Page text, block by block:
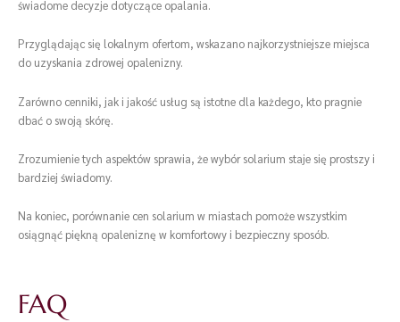
świadome decyzje dotyczące opalania.
Przyglądając się lokalnym ofertom, wskazano najkorzystniejsze miejsca
do uzyskania zdrowej opalenizny.
Zarówno cenniki, jak i jakość usług są istotne dla każdego, kto pragnie
dbać o swoją skórę.
Zrozumienie tych aspektów sprawia, że wybór solarium staje się prostszy i
bardziej świadomy.
Na koniec, porównanie cen solarium w miastach pomoże wszystkim
osiągnąć piękną opaleniznę w komfortowy i bezpieczny sposób.
FAQ